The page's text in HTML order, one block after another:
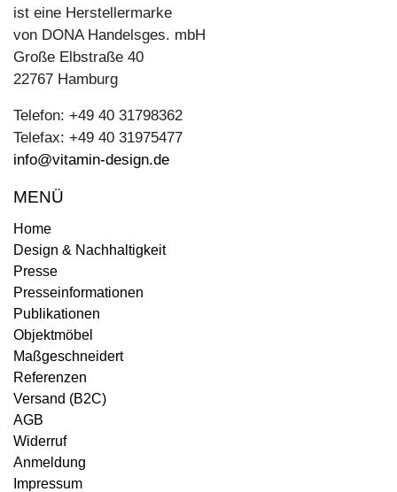
ist eine Herstellermarke
von DONA Handelsges. mbH
Große Elbstraße 40
22767 Hamburg
Telefon: +49 40 31798362
Telefax: +49 40 31975477
info@vitamin-design.de
MENÜ
Home
Design & Nachhaltigkeit
Presse
Presseinformationen
Publikationen
Objektmöbel
Maßgeschneidert
Referenzen
Versand (B2C)
AGB
Widerruf
Anmeldung
Impressum